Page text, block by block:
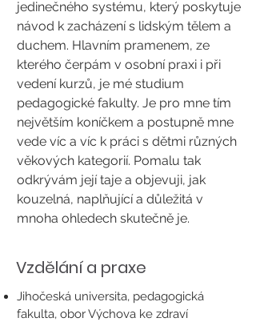
jedinečného systému, který poskytuje
návod k zacházení s lidským tělem a
duchem. Hlavním pramenem, ze
kterého čerpám v osobní praxi i při
vedení kurzů, je mé studium
pedagogické fakulty. Je pro mne tím
největším koníčkem a postupně mne
vede víc a víc k práci s dětmi různých
věkových kategorií. Pomalu tak
odkrývám její taje a objevuji, jak
kouzelná, naplňující a důležitá v
mnoha ohledech skutečně je.
Vzdělání a praxe
Jihočeská universita, pedagogická
fakulta, obor Výchova ke zdraví